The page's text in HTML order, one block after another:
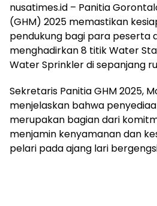
nusatimes.id – Panitia
(GHM) 2025 memastikan
pendukung bagi para peserta
menghadirkan 8 titik Water
Water Sprinkler di sepanjang
Sekretaris Panitia GHM 2025,
menjelaskan bahwa
merupakan bagian dari
menjamin kenyamanan dan
pelari pada ajang lari